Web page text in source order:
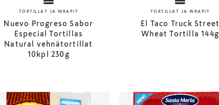
TORTILLAT JA WRAPIT
Nuevo Progreso Sabor
Especial Tortillas
Natural vehnätortillat
10kpl 230g
TORTILLAT JA WRAPIT
El Taco Truck Street
Wheat Tortilla 144g